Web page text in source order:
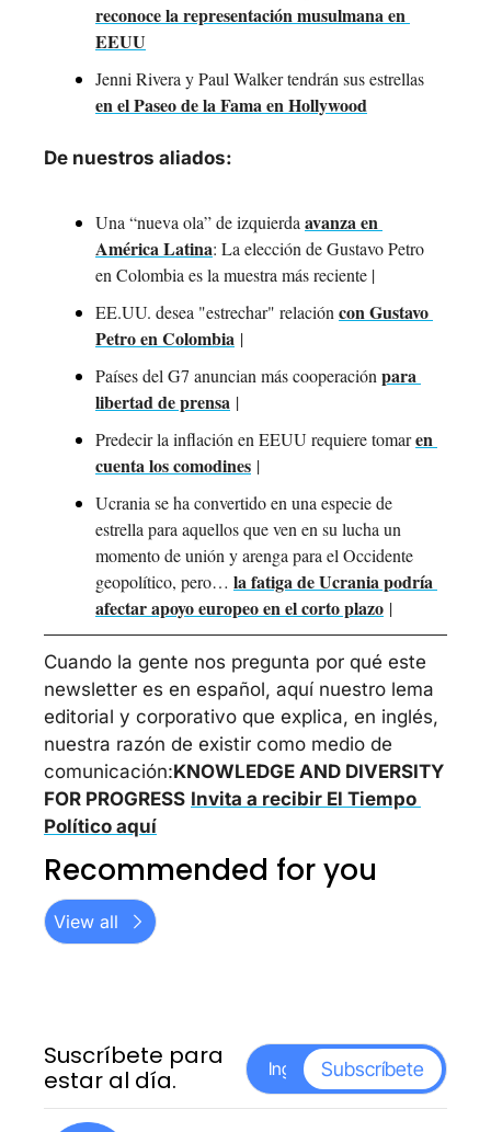
reconoce la representación musulmana en
EEUU
en el Paseo de la Fama en Hollywood
De nuestros aliados:
Una “nueva ola” de izquierda avanza en
América Latina: La elección de Gustavo Petro
en Colombia es la muestra más reciente |
EE.UU. desea "estrechar" relación con Gustavo
Petro en Colombia |
Países del G7 anuncian más cooperación para
libertad de prensa |
Predecir la inflación en EEUU requiere tomar en
cuenta los comodines |
Ucrania se ha convertido en una especie de
estrella para aquellos que ven en su lucha un
momento de unión y arenga para el Occidente
geopolítico, pero… la fatiga de Ucrania podría
afectar apoyo europeo en el corto plazo |
Cuando la gente nos pregunta por qué este
newsletter es en español, aquí nuestro lema
editorial y corporativo que explica, en inglés,
nuestra razón de existir como medio de
comunicación:KNOWLEDGE AND DIVERSITY
FOR PROGRESS Invita a recibir El Tiempo
Político aquí
Recommended for you
View all
Suscríbete para
estar al día.
Subscríbete